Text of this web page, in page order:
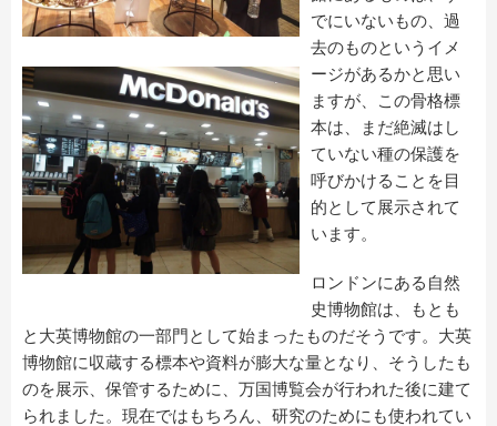
でにいないもの、過
去のものというイメ
ージがあるかと思い
ますが、この骨格標
本は、まだ絶滅はし
ていない種の保護を
呼びかけることを目
的として展示されて
います。
ロンドンにある自然
史博物館は、もとも
と大英博物館の一部門として始まったものだそうです。大英
博物館に収蔵する標本や資料が膨大な量となり、そうしたも
のを展示、保管するために、万国博覧会が行われた後に建て
られました。現在ではもちろん、研究のためにも使われてい